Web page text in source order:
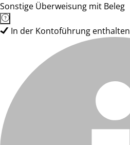
Sonstige Überweisung mit Beleg
In der Kontoführung enthalten